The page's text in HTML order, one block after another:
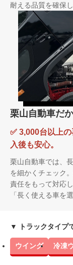
耐える品質を確保
栗山自動車だ
✅ 3,000台以上
入後も安心。
栗山自動車では、
を細かくチェック
責任をもって対応
「長く使える車を
▼ トラックタイプ
ウイング 冷凍